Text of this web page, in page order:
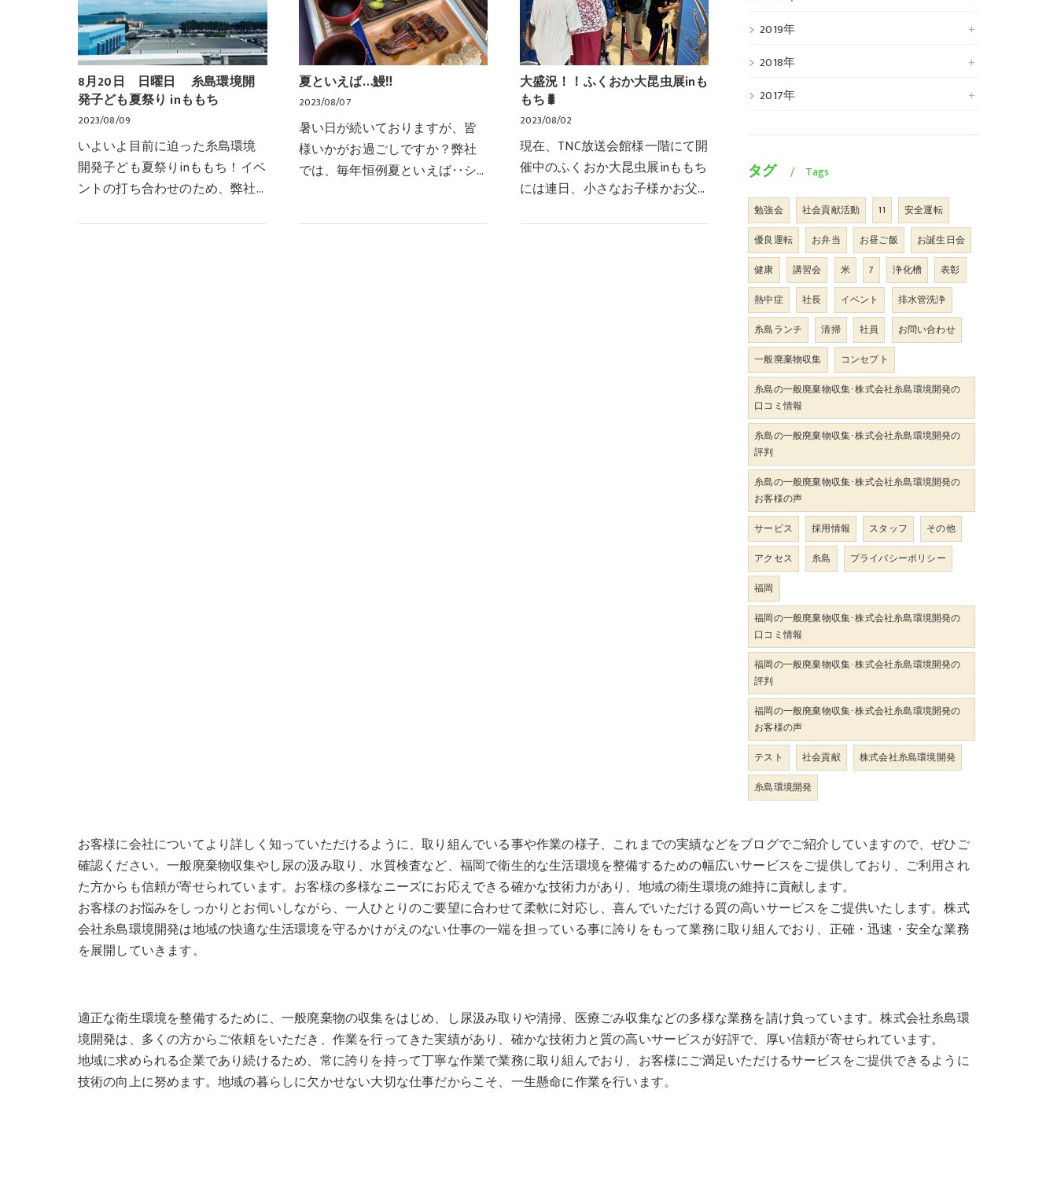
8月20日 日曜日 糸島環境開
発子ども夏祭り inももち
2023/08/09
いよいよ目前に迫った糸島環境
開発子ども夏祭りinももち！イベ
ントの打ち合わせのため、弊社
夏といえば…鰻‼
2023/08/07
暑い日が続いておりますが、皆
様いかがお過ごしですか？弊社
では、毎年恒例夏といえば‥シ
大盛況！！ふくおか大昆虫展inも
もち🐛
2023/08/02
現在、TNC放送会館様一階にて開
催中のふくおか大昆虫展inももち
には連日、小さなお子様かお父
2019年
2018年
2017年
タグ Tags
勉強会 社会貢献活動 11
安全運転
優良運転
お弁当 お昼ご飯
お誕生日会
健康
講習会 米 7 浄化槽
表彰
熱中症
社長 イベント
排水管洗浄
糸島ランチ
清掃 社員
お問い合わせ
一般廃棄物収集
コンセプト
糸島の一般廃棄物収集･株式会社糸島環境開発の
口コミ情報
糸島の一般廃棄物収集･株式会社糸島環境開発の
評判
糸島の一般廃棄物収集･株式会社糸島環境開発の
お客様の声
サービス
採用情報 スタッフ
その他
アクセス
糸島
プライバシーポリシー
福岡
福岡の一般廃棄物収集･株式会社糸島環境開発の
口コミ情報
福岡の一般廃棄物収集･株式会社糸島環境開発の
評判
福岡の一般廃棄物収集･株式会社糸島環境開発の
お客様の声
テスト
社会貢献
株式会社糸島環境開発
糸島環境開発
お客様に会社についてより詳しく知っていただけるように、取り組んでいる事や作業の様子、これまでの実績などをブログでご紹介していますので、ぜひご
確認ください。一般廃棄物収集やし尿の汲み取り、水質検査など、福岡で衛生的な生活環境を整備するための幅広いサービスをご提供しており、ご利用され
た方からも信頼が寄せられています。お客様の多様なニーズにお応えできる確かな技術力があり、地域の衛生環境の維持に貢献します。
お客様のお悩みをしっかりとお伺いしながら、一人ひとりのご要望に合わせて柔軟に対応し、喜んでいただける質の高いサービスをご提供いたします。株式
会社糸島環境開発は地域の快適な生活環境を守るかけがえのない仕事の一端を担っている事に誇りをもって業務に取り組んでおり、正確・迅速・安全な業務
を展開していきます。
適正な衛生環境を整備するために、一般廃棄物の収集をはじめ、し尿汲み取りや清掃、医療ごみ収集などの多様な業務を請け負っています。株式会社糸島環
境開発は、多くの方からご依頼をいただき、作業を行ってきた実績があり、確かな技術力と質の高いサービスが好評で、厚い信頼が寄せられています。
地域に求められる企業であり続けるため、常に誇りを持って丁寧な作業で業務に取り組んでおり、お客様にご満足いただけるサービスをご提供できるように
技術の向上に努めます。地域の暮らしに欠かせない大切な仕事だからこそ、一生懸命に作業を行います。